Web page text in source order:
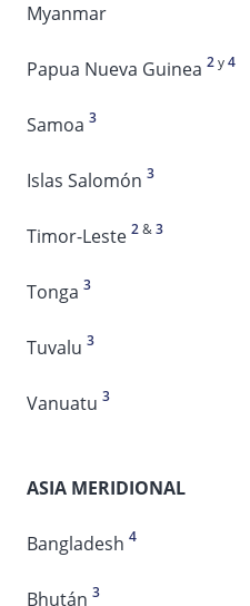
Myanmar
Papua Nueva Guinea 2y4
Samoa 3
Islas Salomón 3
Timor-Leste 2&3
Tonga 3
Tuvalu 3
Vanuatu 3
ASIA MERIDIONAL
Bangladesh 4
Bhután 3